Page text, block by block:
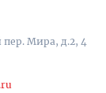
пер. Мира, д.2, 4